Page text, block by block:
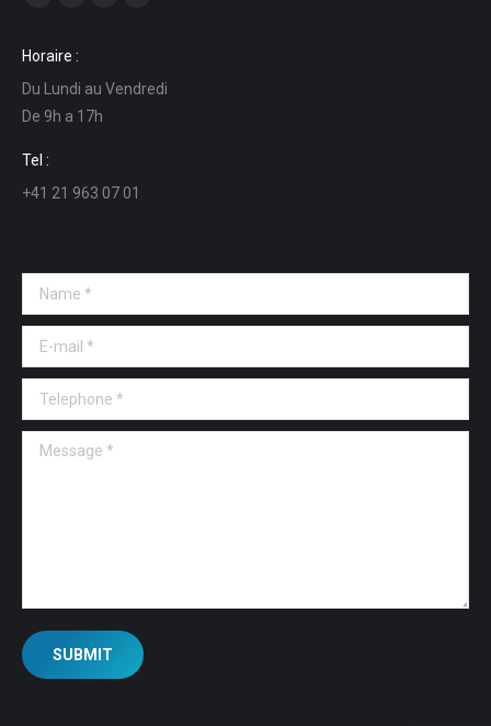
opens
in
new
window
opens
in
new
in
in
Horaire :
Du Lundi au Vendredi
De 9h a 17h
Tel :
+41 21 963 07 01
Name *
E-mail *
Telephone *
Message *
SUBMIT